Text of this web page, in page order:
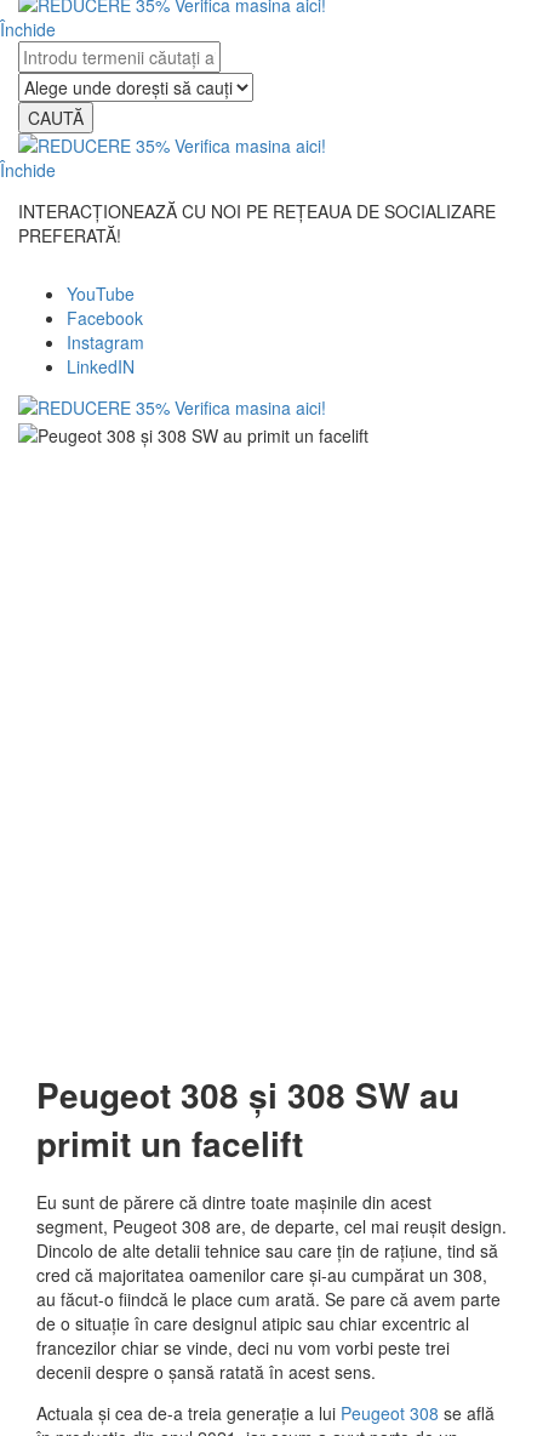
Închide
CAUTĂ
Închide
INTERACȚIONEAZĂ CU NOI PE REȚEAUA DE SOCIALIZARE
PREFERATĂ!
YouTube
Facebook
Instagram
LinkedIN
Peugeot 308 și 308 SW au
primit un facelift
Eu sunt de părere că dintre toate mașinile din acest
segment, Peugeot 308 are, de departe, cel mai reușit design.
Dincolo de alte detalii tehnice sau care țin de rațiune, tind să
cred că majoritatea oamenilor care și-au cumpărat un 308,
au făcut-o fiindcă le place cum arată. Se pare că avem parte
de o situație în care designul atipic sau chiar excentric al
francezilor chiar se vinde, deci nu vom vorbi peste trei
decenii despre o șansă ratată în acest sens.
Actuala și cea de-a treia generație a lui Peugeot 308 se află